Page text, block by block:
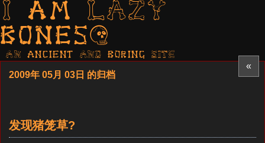
I am LAZY
bones?
AN ancient AND boring SITE
«
2009年 05月 03日 的归档
发现猪笼草?